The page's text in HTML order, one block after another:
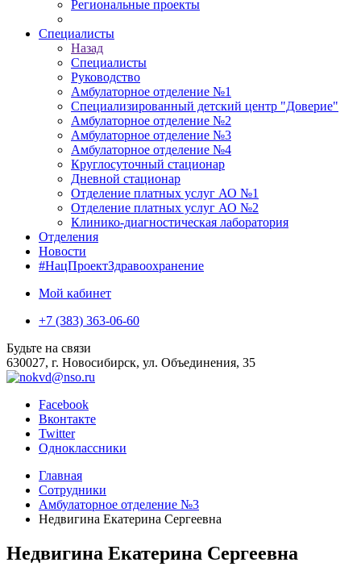
Региональные проекты
Специалисты
Назад
Специалисты
Руководство
Амбулаторное отделение №1
Специализированный детский центр "Доверие"
Амбулаторное отделение №2
Амбулаторное отделение №3
Амбулаторное отделение №4
Круглосуточный стационар
Дневной стационар
Отделение платных услуг АО №1
Отделение платных услуг АО №2
Клинико-диагностическая лаборатория
Отделения
Новости
#НацПроектЗдравоохранение
Мой кабинет
+7 (383) 363-06-60
Будьте на связи
630027, г. Новосибирск, ул. Объединения, 35
Facebook
Вконтакте
Twitter
Одноклассники
Главная
Сотрудники
Амбулаторное отделение №3
Недвигина Екатерина Сергеевна
Недвигина Екатерина Сергеевна